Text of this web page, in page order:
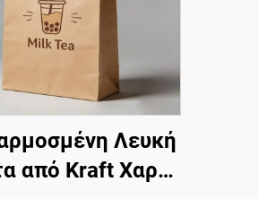
Λευκή
από Kraft Χαρτί